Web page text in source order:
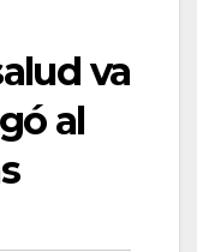
va
al